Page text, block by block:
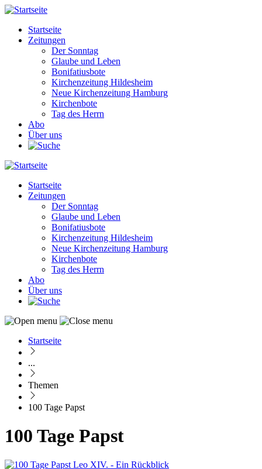
Direkt
Inhalt
Main
navigation
Startseite
Zeitungen
Der Sonntag
Glaube und Leben
Bonifatiusbote
Kirchenzeitung Hildesheim
Neue Kirchenzeitung Hamburg
Kirchenbote
Tag des Herrn
Abo
Über uns
Main
navigation
Startseite
Zeitungen
Der Sonntag
Glaube und Leben
Bonifatiusbote
Kirchenzeitung Hildesheim
Neue Kirchenzeitung Hamburg
Kirchenbote
Tag des Herrn
Abo
Über uns
Pfadnavigation
Startseite
...
Themen
100 Tage Papst
100 Tage Papst